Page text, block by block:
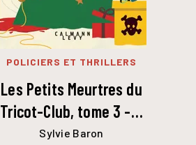
POLICIERS ET THRILLERS
Les Petits Meurtres du
Tricot-Club, tome 3 -…
Sylvie Baron